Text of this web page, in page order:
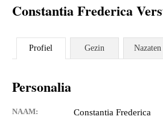
Constantia Frederica
Profiel Gezin Nazaten
Personalia
NAAM:
Constantia Frederica